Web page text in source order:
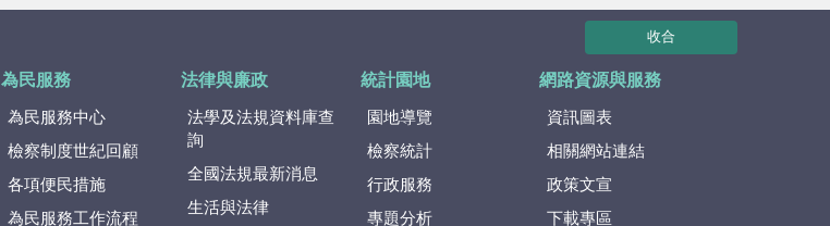
收合
為民服務
為民服務中心
檢察制度世紀回顧
各項便民措施
為民服務工作流程
法律與廉政
法學及法規資料庫查
詢
全國法規最新消息
生活與法律
統計園地
園地導覽
檢察統計
行政服務
專題分析
網路資源與服務
資訊圖表
相關網站連結
政策文宣
下載專區